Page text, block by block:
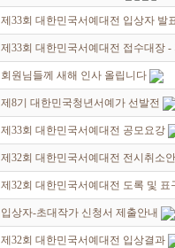
제33회 대한민국서예대전 입상자 발
제33회 대한민국서예대전 접수대장 -
회원님들께 새해 인사 올립니다
제8기 대한민국청년서예가 선발전
제33회 대한민국서예대전 공모요강
제32회 대한민국서예대전 전시취소
제32회 대한민국서예대전 도록 및 표
입상자-초대작가 신청서 제출안내
제32회 대한민국서예대전 입상결과